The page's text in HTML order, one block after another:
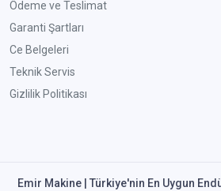
Ödeme ve Teslimat
Garanti Şartları
Ce Belgeleri
Teknik Servis
Gizlilik Politikası
Emir Makine | Türkiye'nin En Uygun